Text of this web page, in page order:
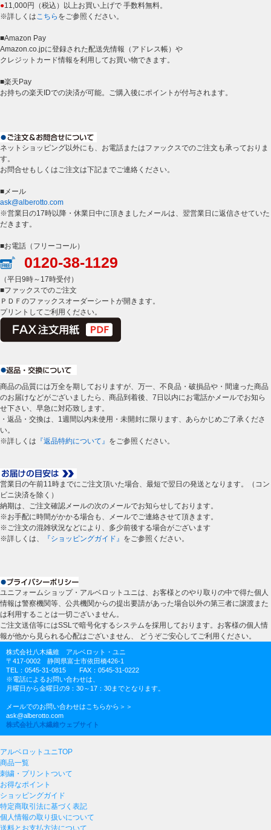
●11,000円（税込）以上お買い上げで 手数料無料。
※詳しくはこちら をご参照ください。
■Amazon Pay
Amazon.co.jpに登録された配送先情報（アドレス帳）や
クレジットカード情報を利用してお買い物できます。
■楽天Pay
お持ちの楽天IDでの決済が可能。ご購入後にポイントが付与されます。
ネットショッピング以外にも、お電話またはファックスでのご注文も承っておりま
す。
お問合せもしくはご注文は下記までご連絡ください。
■メール
ask@alberotto.com
※営業日の17時以降・休業日中に頂きましたメールは、翌営業日に返信させていた
だきます。
■お電話（フリーコール）
0120-38-1129
（平日9時～17時受付）
■ファックスでのご注文
ＰＤＦのファックスオーダーシートが開きます。
プリントしてご利用ください。
商品の品質には万全を期しておりますが、万一、不良品・破損品や・間違った商品
のお届けなどがございましたら、商品到着後、7日以内にお電話かメールでお知ら
せ下さい、早急に対応致します。
・返品・交換は、1週間以内未使用・未開封に限ります、あらかじめご了承くださ
い。
※詳しくは 『返品特約について』 をご参照ください。
営業日の午前11時までにご注文頂いた場合、最短で翌日の発送となります。（コン
ビニ決済を除く）
納期は、ご注文確認メールの次のメールでお知らせしております。
※お手配に時間がかかる場合も、メールでご連絡させて頂きます。
※ご注文の混雑状況などにより、多少前後する場合がございます
※詳しくは、
『ショッピングガイド』 をご参照ください。
ユニフォームショップ・アルベロットユニは、お客様とのやり取りの中で得た個人
情報は警察機関等、公共機関からの提出要請があった場合以外の第三者に譲渡また
は利用することは一切ございません。
ご注文送信等にはSSLで暗号化するシステムを採用しております。お客様の個人情
報が他から見られる心配はございません、 どうぞご安心してご利用ください。
株式会社八木繊維 アルベロット・ユニ
〒417-0002 静岡県富士市依田橋426-1
TEL：0545-31-0815 FAX：0545-31-0222
※電話によるお問い合わせは、
月曜日から金曜日の9：30～17：30までとなります。
メールでのお問い合わせはこちらから＞＞
ask@alberotto.com
株式会社八木繊維ウェブサイト
アルベロットユニTOP
商品一覧
刺繍・プリントついて
お得なポイント
ショッピングガイド
特定商取引法に基づく表記
個人情報の取り扱いについて